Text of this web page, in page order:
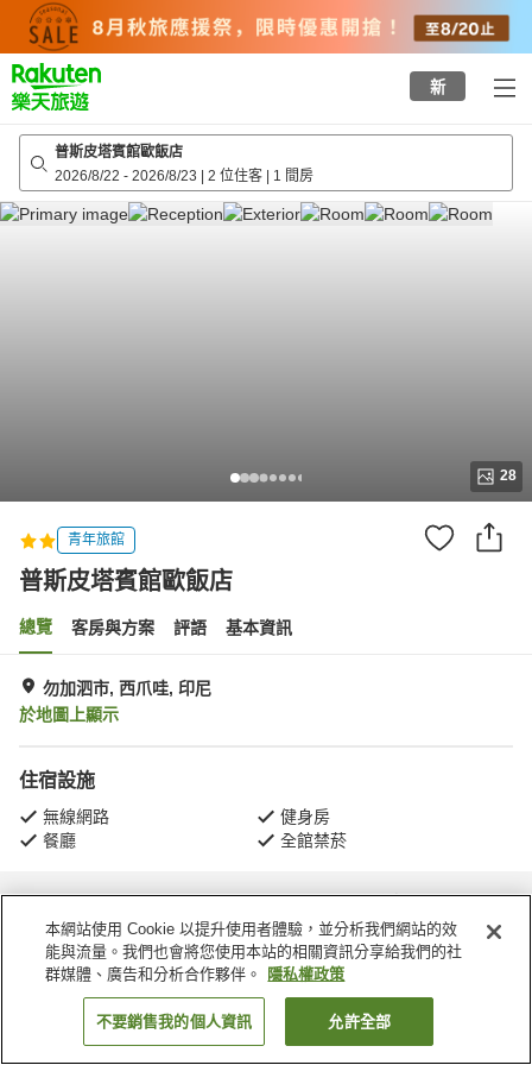
top
page
新
普斯皮塔賓館歐飯店
2026/8/22 - 2026/8/23 | 2 位住客 | 1 間房
28
青年旅館
普斯皮塔賓館歐飯店
總覽 客房與方案 評語 基本資訊
勿加泗市, 西爪哇, 印尼
於地圖上顯示
住宿設施
無線網路
健身房
餐廳
全館禁菸
首頁 印尼 西爪哇 勿加泗市 普斯皮塔賓館歐飯店
找客房
本網站使用 Cookie 以提升使用者體驗，並分析我們網站的效
能與流量。我們也會將您使用本站的相關資訊分享給我們的社
群媒體、廣告和分析合作夥伴。
隱私權政策
不要銷售我的個人資訊 允許全部